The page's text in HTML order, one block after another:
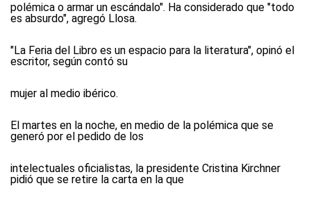
polémica o armar un escándalo". Ha considerado que "todo
es absurdo", agregó Llosa.
"La Feria del Libro es un espacio para la literatura", opinó el
escritor, según contó su
mujer al medio ibérico.
El martes en la noche, en medio de la polémica que se
generó por el pedido de los
intelectuales oficialistas, la presidente Cristina Kirchner
pidió que se retire la carta en la que